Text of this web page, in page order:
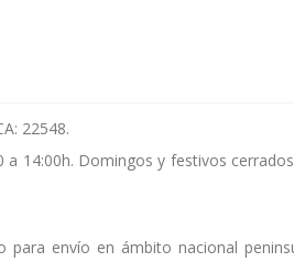
22548.
a 14:00h. Domingos y festivos
envío en ámbito nacional